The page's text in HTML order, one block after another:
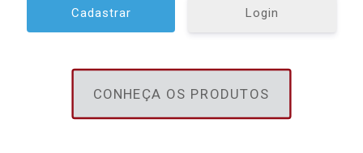
Login
CONHEÇA OS PRODUTOS